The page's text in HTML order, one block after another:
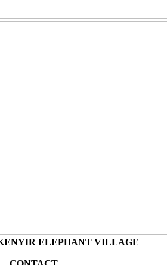
ELEPHANT VILLAGE